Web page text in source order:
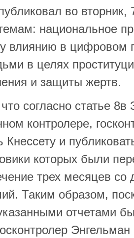
во вторник,
национальное
влиянию в цифровом
в целях
и защиты жертв.
согласно статье 8в
контролере,
Кнессету и
которых были
трех месяцев со
Таким образом,
отчетами
Энгельман